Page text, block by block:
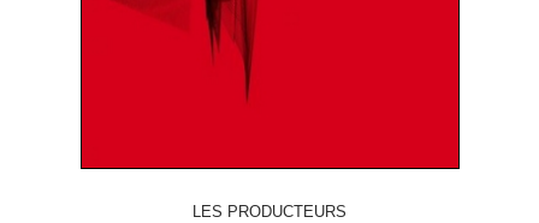
LES PRODUCTEURS